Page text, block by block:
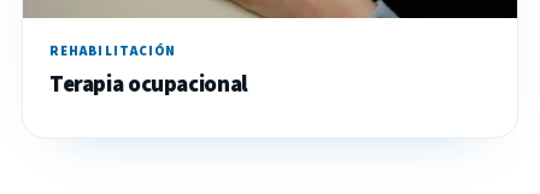
REHABILITACIÓN
Terapia ocupacional